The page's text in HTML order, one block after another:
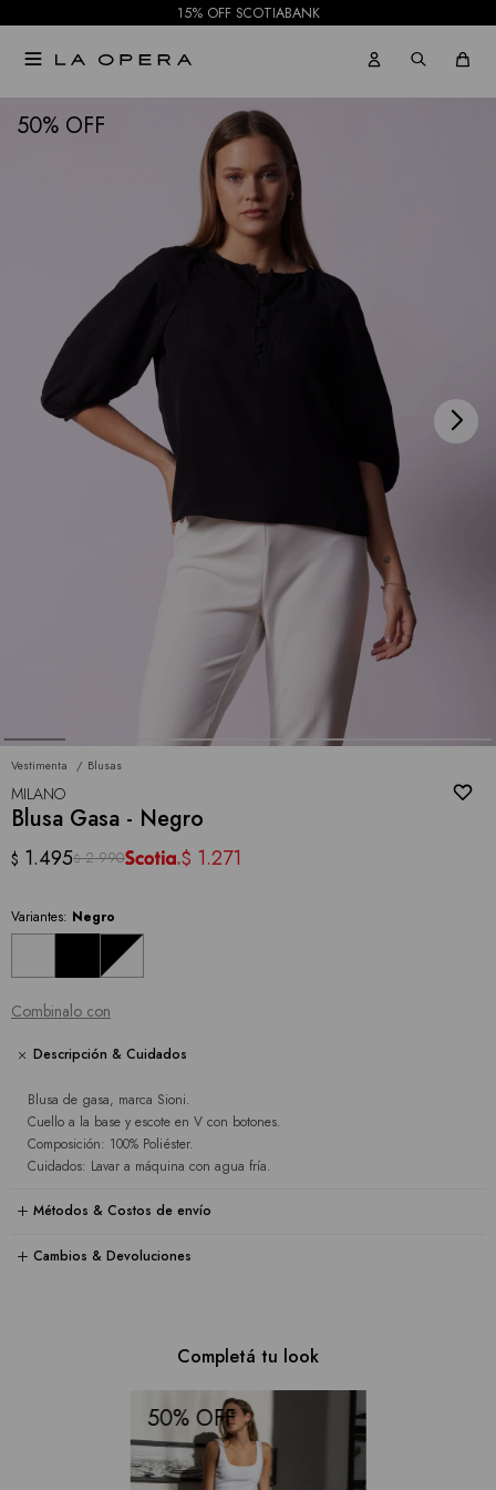
15% OFF SCOTIABANK

50
Vestimenta Blusas
MILANO
Blusa Gasa - Negro
$ 1.495$ 2.990 $ 1.271
Variantes: Negro
Combinalo con
Descripción & Cuidados
Blusa de gasa, marca Sioni.
Cuello a la base y escote en V con botones.
Composición: 100% Poliéster.
Cuidados: Lavar a máquina con agua fría.
Métodos & Costos de envío
Cambios & Devoluciones
Completá tu look
50
NOTIFICARME